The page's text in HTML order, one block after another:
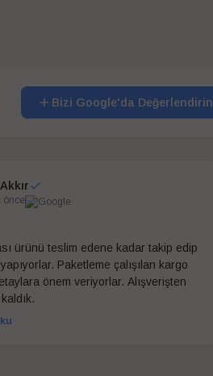
Bizi Google'da Değerlendirin
önce
ürünü teslim edene kadar takip edip
Paketleme çalışılan kargo
önem veriyorlar. Alışverişten